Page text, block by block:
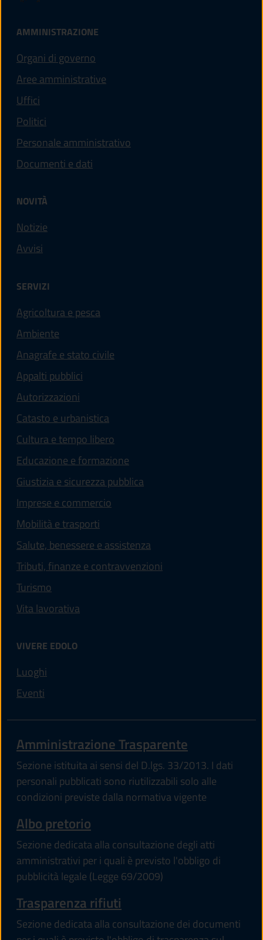
AMMINISTRAZIONE
Organi di governo
Aree amministrative
Uffici
Politici
Personale amministrativo
Documenti e dati
NOVITÀ
Notizie
Avvisi
SERVIZI
Agricoltura e pesca
Ambiente
Anagrafe e stato civile
Appalti pubblici
Autorizzazioni
Catasto e urbanistica
Cultura e tempo libero
Educazione e formazione
Giustizia e sicurezza pubblica
Imprese e commercio
Mobilità e trasporti
Salute, benessere e assistenza
Tributi, finanze e contravvenzioni
Turismo
Vita lavorativa
VIVERE EDOLO
Luoghi
Eventi
Amministrazione Trasparente
Sezione istituita ai sensi del D.lgs. 33/2013. I dati
personali pubblicati sono riutilizzabili solo alle
condizioni previste dalla normativa vigente
Albo pretorio
Sezione dedicata alla consultazione degli atti
amministrativi per i quali è previsto l'obbligo di
pubblicità legale (Legge 69/2009)
Trasparenza rifiuti
Sezione dedicata alla consultazione dei documenti